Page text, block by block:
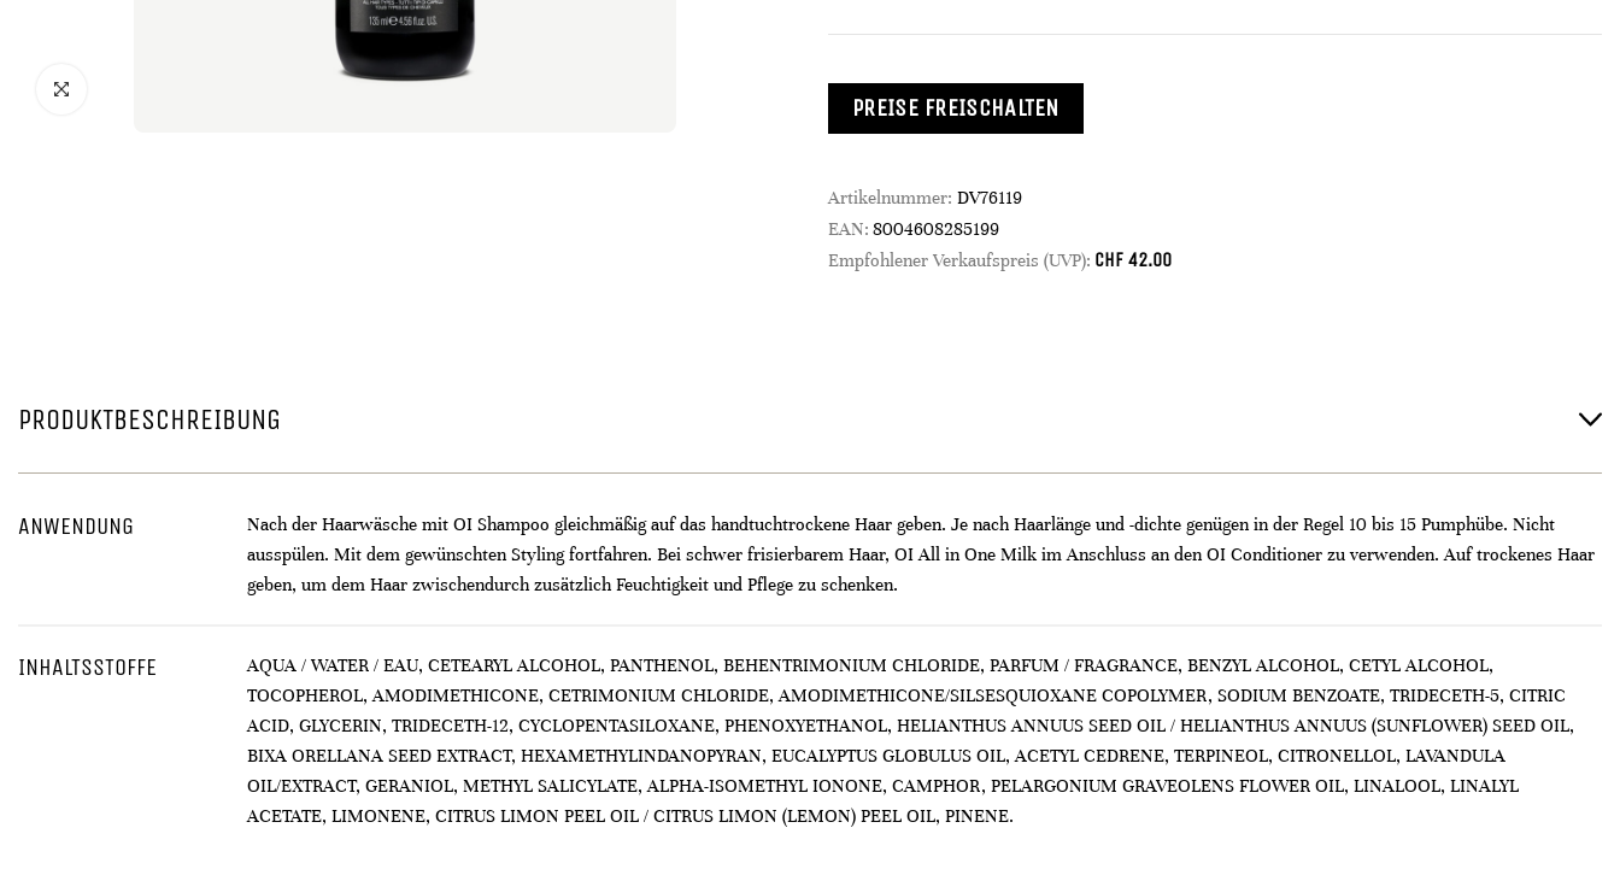
PREISE FREISCHALTEN
Artikelnummer: DV76119
EAN: 8004608285199
Empfohlener Verkaufspreis (UVP): CHF 42.00
PRODUKTBESCHREIBUNG
ANWENDUNG
Nach der Haarwäsche mit OI Shampoo gleichmäßig auf das handtuchtrockene Haar geben. Je nach Haarlänge und -dichte genügen in der Regel 10 bis 15 Pumphübe. Nicht
ausspülen. Mit dem gewünschten Styling fortfahren. Bei schwer frisierbarem Haar, OI All in One Milk im Anschluss an den OI Conditioner zu verwenden. Auf trockenes Haar
geben, um dem Haar zwischendurch zusätzlich Feuchtigkeit und Pflege zu schenken.
INHALTSSTOFFE
AQUA / WATER / EAU, CETEARYL ALCOHOL, PANTHENOL, BEHENTRIMONIUM CHLORIDE, PARFUM / FRAGRANCE, BENZYL ALCOHOL, CETYL ALCOHOL,
TOCOPHEROL, AMODIMETHICONE, CETRIMONIUM CHLORIDE, AMODIMETHICONE/SILSESQUIOXANE COPOLYMER, SODIUM BENZOATE, TRIDECETH-5, CITRIC
ACID, GLYCERIN, TRIDECETH-12, CYCLOPENTASILOXANE, PHENOXYETHANOL, HELIANTHUS ANNUUS SEED OIL / HELIANTHUS ANNUUS (SUNFLOWER) SEED OIL,
BIXA ORELLANA SEED EXTRACT, HEXAMETHYLINDANOPYRAN, EUCALYPTUS GLOBULUS OIL, ACETYL CEDRENE, TERPINEOL, CITRONELLOL, LAVANDULA
OIL/EXTRACT, GERANIOL, METHYL SALICYLATE, ALPHA-ISOMETHYL IONONE, CAMPHOR, PELARGONIUM GRAVEOLENS FLOWER OIL, LINALOOL, LINALYL
ACETATE, LIMONENE, CITRUS LIMON PEEL OIL / CITRUS LIMON (LEMON) PEEL OIL, PINENE.